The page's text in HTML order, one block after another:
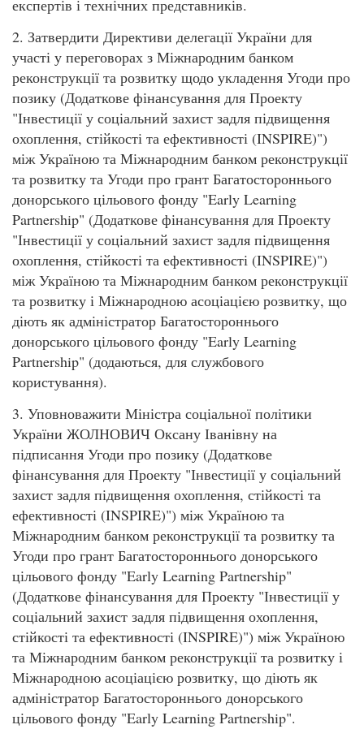
експертів і технічних представників.
2. Затвердити Директиви делегації України для
участі у переговорах з Міжнародним банком
реконструкції та розвитку щодо укладення Угоди про
позику (Додаткове фінансування для Проекту
"Інвестиції у соціальний захист задля підвищення
охоплення, стійкості та ефективності (INSPIRE)")
між Україною та Міжнародним банком реконструкції
та розвитку та Угоди про грант Багатостороннього
донорського цільового фонду "Early Learning
Partnership" (Додаткове фінансування для Проекту
"Інвестиції у соціальний захист задля підвищення
охоплення, стійкості та ефективності (INSPIRE)")
між Україною та Міжнародним банком реконструкції
та розвитку і Міжнародною асоціацією розвитку, що
діють як адміністратор Багатостороннього
донорського цільового фонду "Early Learning
Partnership" (додаються, для службового
користування).
3. Уповноважити Міністра соціальної політики
України ЖОЛНОВИЧ Оксану Іванівну на
підписання Угоди про позику (Додаткове
фінансування для Проекту "Інвестиції у соціальний
захист задля підвищення охоплення, стійкості та
ефективності (INSPIRE)") між Україною та
Міжнародним банком реконструкції та розвитку та
Угоди про грант Багатостороннього донорського
цільового фонду "Early Learning Partnership"
(Додаткове фінансування для Проекту "Інвестиції у
соціальний захист задля підвищення охоплення,
стійкості та ефективності (INSPIRE)") між Україною
та Міжнародним банком реконструкції та розвитку і
Міжнародною асоціацією розвитку, що діють як
адміністратор Багатостороннього донорського
цільового фонду "Early Learning Partnership".